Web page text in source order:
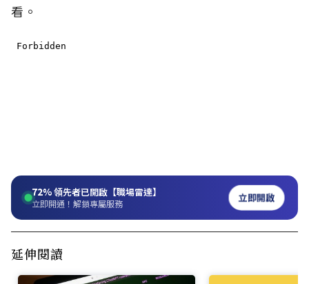
看。
72%領先者已開啟【職場雷達】
立即開通！解鎖專屬服務 立即開啟
延伸閱讀